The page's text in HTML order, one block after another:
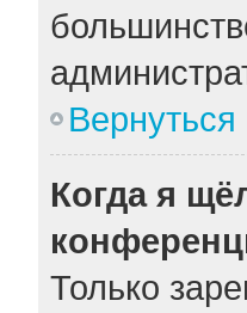
Вернуться
Когда я
Только